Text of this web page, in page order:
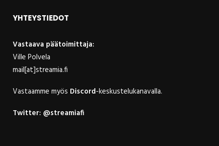
YHTEYSTIEDOT
Vastaava päätoimittaja:
Ville Polvela
mail[at]streamia.fi
Vastaamme myös Discord-keskustelukanavalla.
Twitter: @streamiafi